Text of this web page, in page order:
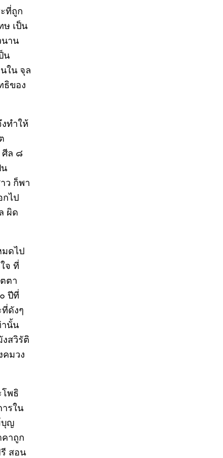
ที่ถูก
ษ เป็น
นาน
น
ใน จุล
ธิของ
ทำให้
ศีล ๘
น
ว ก็พา
ไป
ผิด
มดไป
จ ที่
ตา
ปีที่
ดังๆ
านั้น
สวิรัติ
คมวง
พธิ
รใน
บุญ
คาถูก
สอน